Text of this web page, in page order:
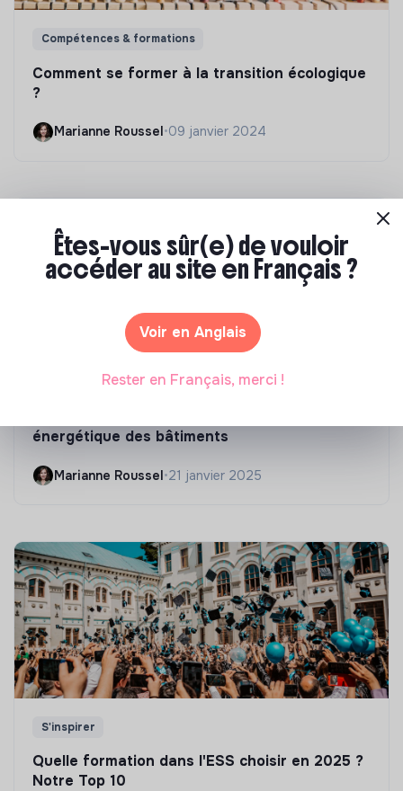
Compétences & formations
Comment se former à la transition écologique
?
Marianne Roussel•09 janvier 2024
Compétences & formations
énergétique des bâtiments
Marianne Roussel•21 janvier 2025
S'inspirer
Quelle formation dans l'ESS choisir en 2025 ?
Notre Top 10
Êtes-vous sûr(e) de vouloir
accéder au site en Français ?
Voir en Anglais
Rester en Français, merci !